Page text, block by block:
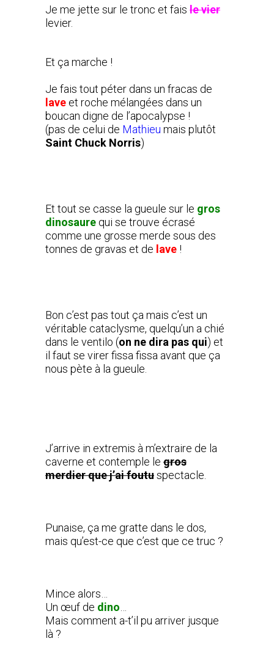
Je me jette sur le tronc et fais le vier
levier.
Et ça marche !
Je fais tout péter dans un fracas de
lave et roche mélangées dans un
boucan digne de l’apocalypse !
(pas de celui de Mathieu mais plutôt
Saint Chuck Norris)
Et tout se casse la gueule sur le gros
dinosaure qui se trouve écrasé
comme une grosse merde sous des
tonnes de gravas et de lave !
Bon c’est pas tout ça mais c’est un
véritable cataclysme, quelqu’un a chié
dans le ventilo (on ne dira pas qui) et
il faut se virer fissa fissa avant que ça
nous pète à la gueule.
J’arrive in extremis à m’extraire de la
caverne et contemple le gros
merdier que j’ai foutuspectacle.
Punaise, ça me gratte dans le dos,
mais qu’est-ce que c’est que ce truc ?
Mince alors…
Un œuf de dino
Mais comment a-t’il pu arriver jusque
là ?